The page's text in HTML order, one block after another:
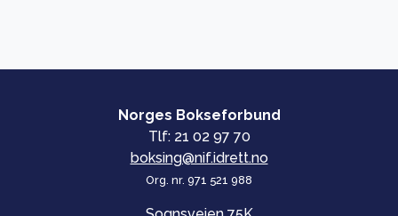
Norges Bokseforbund
Tlf: 21 02 97 70
boksing@nif.idrett.no
Org. nr. 971 521 988